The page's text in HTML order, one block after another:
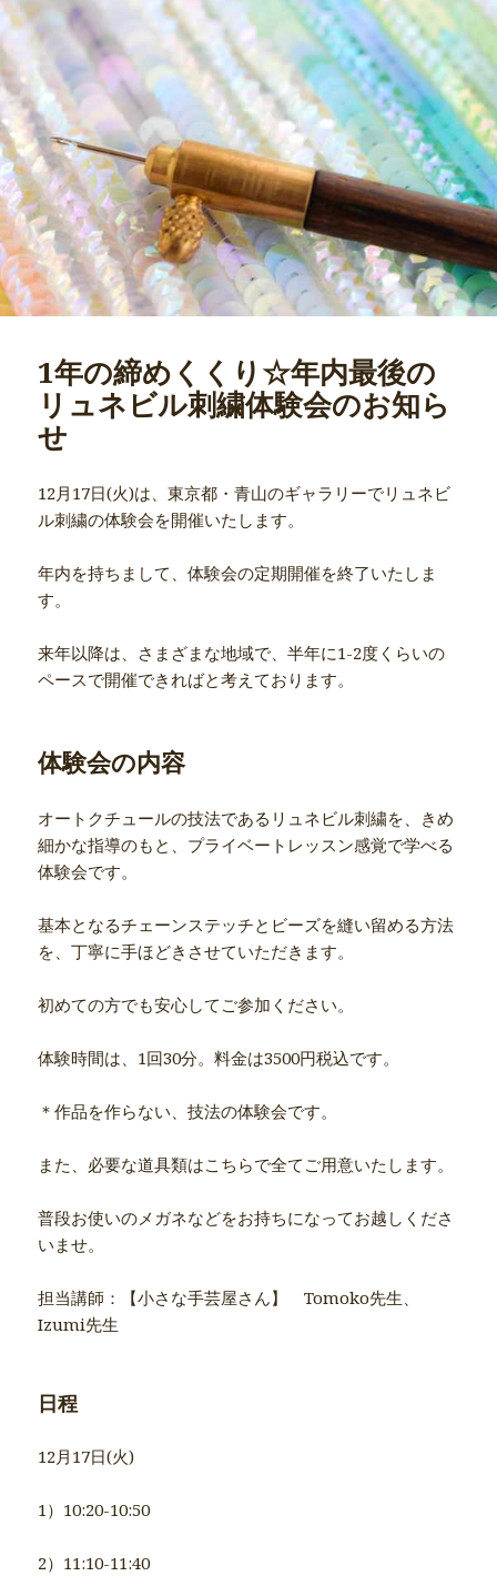
1年の締めくくり☆年内最後の
リュネビル刺繍体験会のお知ら
せ
12月17日(火)は、東京都・青山のギャラリーでリュネビ
ル刺繍の体験会を開催いたします。
年内を持ちまして、体験会の定期開催を終了いたしま
す。
来年以降は、さまざまな地域で、半年に1-2度くらいの
ペースで開催できればと考えております。
体験会の内容
オートクチュールの技法であるリュネビル刺繍を、きめ
細かな指導のもと、プライベートレッスン感覚で学べる
体験会です。
基本となるチェーンステッチとビーズを縫い留める方法
を、丁寧に手ほどきさせていただきます。
初めての方でも安心してご参加ください。
体験時間は、1回30分。料金は3500円税込です。
＊作品を作らない、技法の体験会です。
また、必要な道具類はこちらで全てご用意いたします。
普段お使いのメガネなどをお持ちになってお越しくださ
いませ。
担当講師：【小さな手芸屋さん】 Tomoko先生、
Izumi先生
日程
12月17日(火)
1）10:20-10:50
2）11:10-11:40